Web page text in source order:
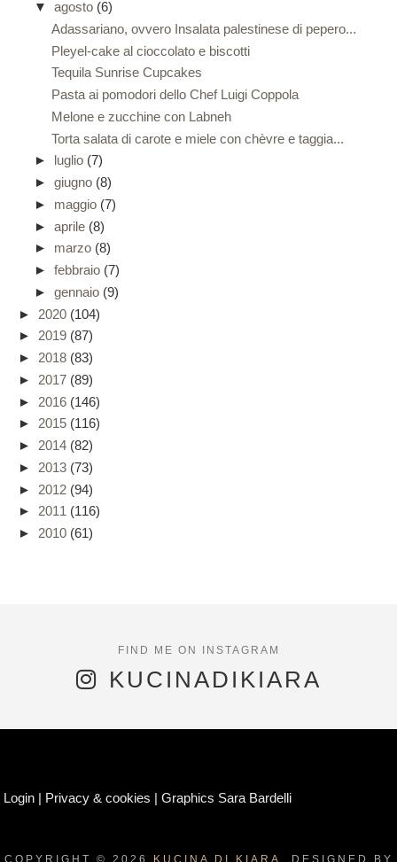
▼ agosto (6)
Adassariano, ovvero Insalata palestinese di pepero...
Pleyel-cake al cioccolato e biscotti
Tequila Sunrise Cupcakes
Pasta ai pomodori dello Chef Luigi Coppola
Melone e zucchine con Labneh
Torta salata di carote e miele con chèvre e taggia...
► luglio (7)
► giugno (8)
► maggio (7)
► aprile (8)
► marzo (8)
► febbraio (7)
► gennaio (9)
► 2020 (104)
► 2019 (87)
► 2018 (83)
► 2017 (89)
► 2016 (146)
► 2015 (116)
► 2014 (82)
► 2013 (73)
► 2012 (94)
► 2011 (116)
► 2010 (61)
KUCINADIKIARA
Login | Privacy & cookies |Graphics Sara Bardelli
COPYRIGHT © 2026 KUCINA DI KIARA. DESIGNED BY